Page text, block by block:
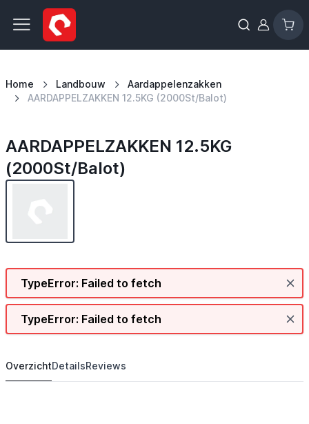
Ga naar de inhoud
Home Landbouw
Aardappelenzakken
AARDAPPELZAKKEN 12.5KG (2000St/Balot)
AARDAPPELZAKKEN 12.5KG
(2000St/Balot)
TypeError: Failed to fetch
TypeError: Failed to fetch
OverzichtDetailsReviews